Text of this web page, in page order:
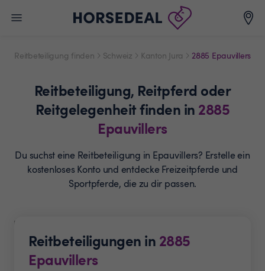
Reitbeteiligung finden Schweiz Kanton Jura 2885 Epauvillers
Reitbeteiligung, Reitpferd oder
Reitgelegenheitfinden in 2885
Epauvillers
Du suchst eine Reitbeteiligung in Epauvillers? Erstelle ein
kostenloses Konto und entdecke Freizeitpferde und
Sportpferde, die zu dir passen.
Reitbeteiligungen in 2885
Epauvillers